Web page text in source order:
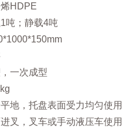
HDPE
吨；静载4吨
一次成型
地，托盘表面受力均匀使用
叉，叉车或手动液压车使用